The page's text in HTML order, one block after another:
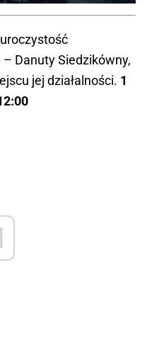
Danuty Siedzikówny,
jej działalności. 1